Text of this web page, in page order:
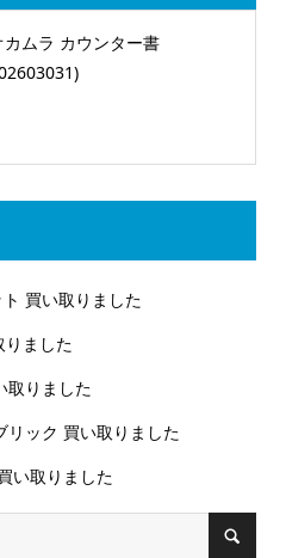
ムラ カウンター書
買い取りました
ました
取りました
リック 買い取りました
い取りました